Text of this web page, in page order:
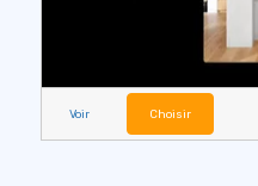
Voir Choisir